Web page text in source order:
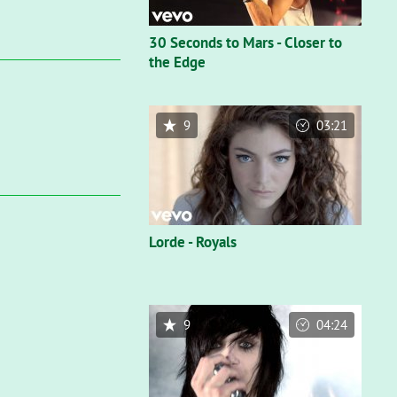
30 Seconds to Mars - Closer to
the Edge
Lorde - Royals
9 03:21
9 04:24